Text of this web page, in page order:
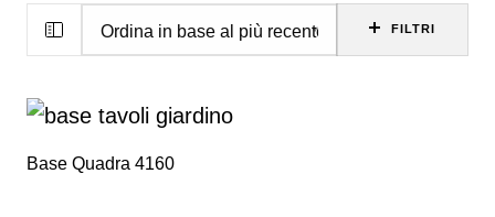
FILTRI
Base Quadra 4160